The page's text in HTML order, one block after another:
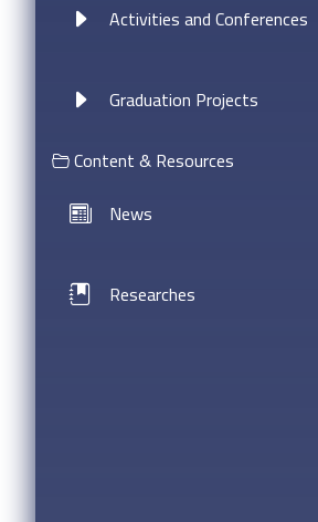
Activities and Conferences
Graduation Projects
Content & Resources
News
Researches